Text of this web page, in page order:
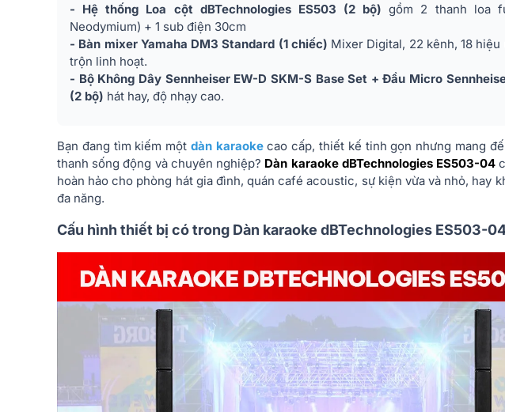
- Hệ thống Loa cột dBTechnologies ES503 (2 bộ) gồm 2 thanh loa
Neodymium) + 1 sub điện 30cm
- Bàn mixer Yamaha DM3 Standard (1 chiếc) Mixer Digital, 22 kênh, 18 hiệu
trộn linh hoạt.
- Bộ Không Dây Sennheiser EW-D SKM-S Base Set + Đầu Micro
(2 bộ) hát hay, độ nhạy cao.
Bạn đang tìm kiếm một dàn karaokecao cấp, thiết kế tinh gọn nhưng mang
thanh sống động và chuyên nghiệp? Dàn karaoke dBTechnologies ES503-04
hoàn hảo cho phòng hát gia đình, quán café acoustic, sự kiện vừa và nhỏ, hay
đa năng.
Cấu hình thiết bị có trong Dàn karaoke dBTechnologies ES503-